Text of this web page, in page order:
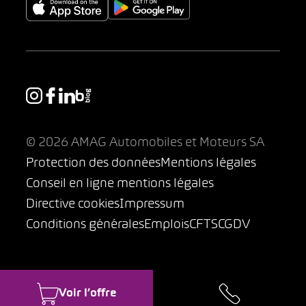
Voir l’offre
© 2026 AMAG Automobiles et Moteurs SA
Protection des donnéesMentions légales
Conseil en ligne mentions légales
Directive cookiesImpressum
Conditions généralesEmploisCFTSCGDV